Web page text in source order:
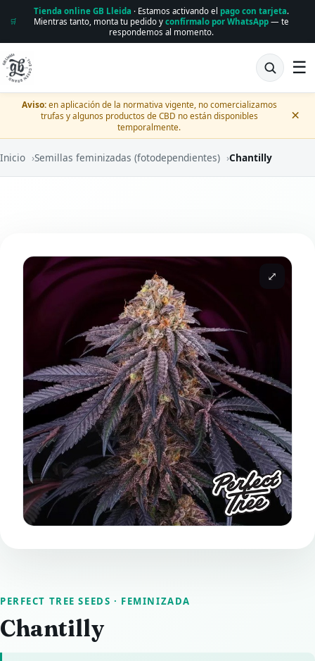
🛒
Tienda online GB Lleida · Estamos activando el pago con tarjeta.
Mientras tanto, monta tu pedido y confírmalo por WhatsApp— te
respondemos al momento.
☰
Aviso:en aplicación de la normativa vigente, no comercializamos
trufas y algunos productos de CBD no están disponibles
temporalmente.
×
Inicio ›Semillas feminizadas (fotodependientes) ›Chantilly
⤢
PERFECT TREE SEEDS · FEMINIZADA
Chantilly